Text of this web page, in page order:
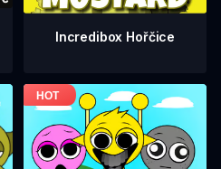
Incredibox Hořčice